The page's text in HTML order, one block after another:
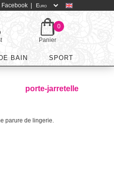
Facebook
0
Panier
BAIN SPORT
porte-jarretelle
parure de lingerie.